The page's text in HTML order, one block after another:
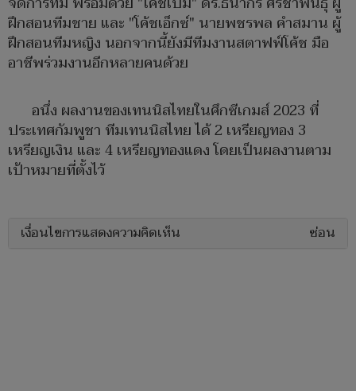
ฝึกสอนทีมชาย และ "โค้ชเอ็กซ์" นายพชรพล คำสมาน ผู้
ฝึกสอนทีมหญิง นอกจากนี้ยังมีทีมงานสตาฟฟ์โค้ช มือ
อาชีพร่วมงานอีกหลายคนด้วย
อนึ่ง ผลงานของเทนนิสไทยในศึกซีเกมส์ 2023 ที่
ประเทศกัมพูชา ทีมเทนนิสไทย ได้ 2 เหรียญทอง 3
เหรียญเงิน และ 4 เหรียญทองแดง โดยเป็นผลงานตาม
เป้าหมายที่ตั้งไว้
เงื่อนไขการแสดงความคิดเห็น ซ่อน